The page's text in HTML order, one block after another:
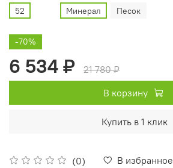
(0) В избранное
52 Минерал Песок
-70%
6 534 ₽
21 780 ₽
В корзину
Купить в 1 клик